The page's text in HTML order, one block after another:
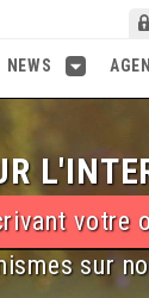
NEWS
votre
sur